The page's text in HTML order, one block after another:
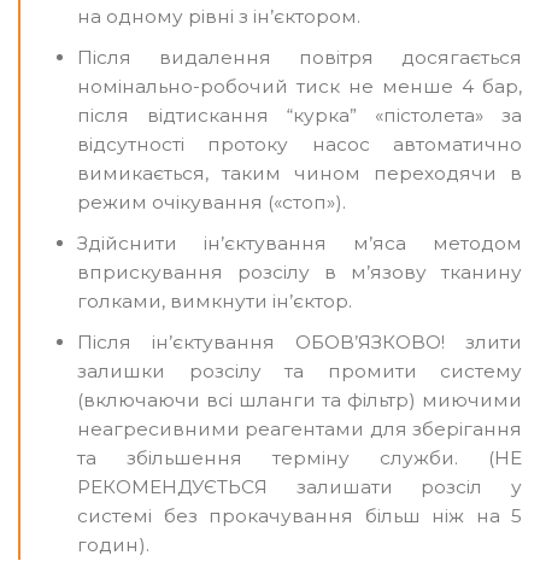
на одному рівні з ін’єктором.
Після видалення повітря досягається
номінально-робочий тиск не менше 4 бар,
після відтискання “курка” «пістолета» за
відсутності протоку насос автоматично
вимикається, таким чином переходячи в
режим очікування («стоп»).
Здійснити ін’єктування м’яса методом
вприскування розсілу в м’язову тканину
голками, вимкнути ін’єктор.
Після ін’єктування ОБОВ’ЯЗКОВО! злити
залишки розсілу та промити систему
(включаючи всі шланги та фільтр) миючими
неагресивними реагентами для зберігання
та збільшення терміну служби. (НЕ
РЕКОМЕНДУЄТЬСЯ залишати розсіл у
системі без прокачування більш ніж на 5
годин).